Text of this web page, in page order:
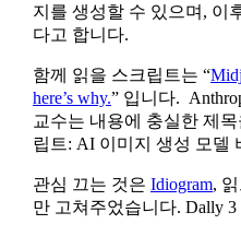
지를 생성할 수 있으며, 이
다고 합니다.
함께 읽을 스크립트는 “
here’s why.” 입니다.
교수는 내용에 충실한 제
립트: AI 이미지 생성 모델
관심 끄는 것은 Idiogram,
만 고쳐주었습니다. Dally 3